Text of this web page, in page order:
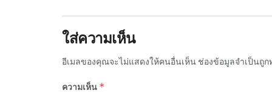
ใส่ความเห็น
อีเมลของคุณจะไม่แสดงให้คนอื่นเห็น ช่องข้อมูลจำเป็นถูก
ความเห็น *